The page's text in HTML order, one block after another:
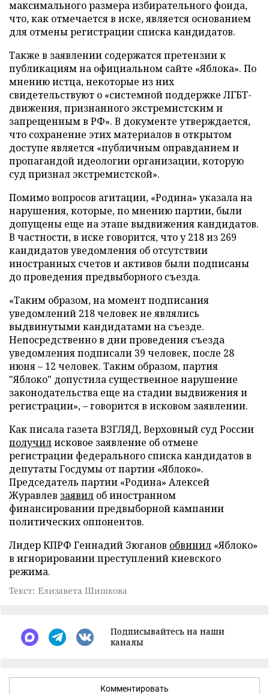
максимального размера избирательного фонда,
что, как отмечается в иске, является основанием
для отмены регистрации списка кандидатов.
Также в заявлении содержатся претензии к
публикациям на официальном сайте «Яблока». По
мнению истца, некоторые из них
свидетельствуют о «системной поддержке ЛГБТ-
движения, признанного экстремистским и
запрещенным в РФ». В документе утверждается,
что сохранение этих материалов в открытом
доступе является «публичным оправданием и
пропагандой идеологии организации, которую
суд признал экстремистской».
Помимо вопросов агитации, «Родина» указала на
нарушения, которые, по мнению партии, были
допущены еще на этапе выдвижения кандидатов.
В частности, в иске говорится, что у 218 из 269
кандидатов уведомления об отсутствии
иностранных счетов и активов были подписаны
до проведения предвыборного съезда.
«Таким образом, на момент подписания
уведомлений 218 человек не являлись
выдвинутыми кандидатами на съезде.
Непосредственно в дни проведения съезда
уведомления подписали 39 человек, после 28
июня – 12 человек. Таким образом, партия
"Яблоко" допустила существенное нарушение
законодательства еще на стадии выдвижения и
регистрации», – говорится в исковом заявлении.
Как писала газета ВЗГЛЯД, Верховный суд России
получилисковое заявление об отмене
регистрации федерального списка кандидатов в
депутаты Госдумы от партии «Яблоко».
Председатель партии «Родина» Алексей
Журавлев заявил об иностранном
финансировании предвыборной кампании
политических оппонентов.
Лидер КПРФ Геннадий Зюганов обвинил «Яблоко»
в игнорировании преступлений киевского
режима.
Текст: Елизавета Шишкова
Подписывайтесь на наши
каналы
Комментировать